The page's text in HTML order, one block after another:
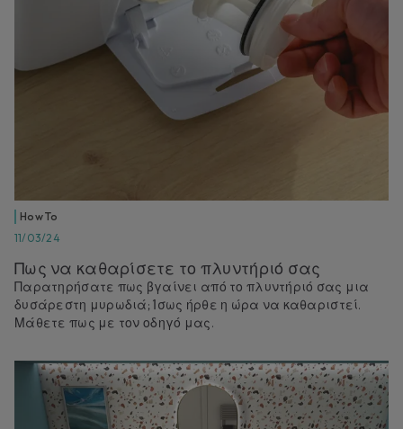
How To
11/03/24
Πως να καθαρίσετε το πλυντήριό σας
Παρατηρήσατε πως βγαίνει από το πλυντήριό σας μια
δυσάρεστη μυρωδιά; Ίσως ήρθε η ώρα να καθαριστεί.
Μάθετε πως με τον οδηγό μας.